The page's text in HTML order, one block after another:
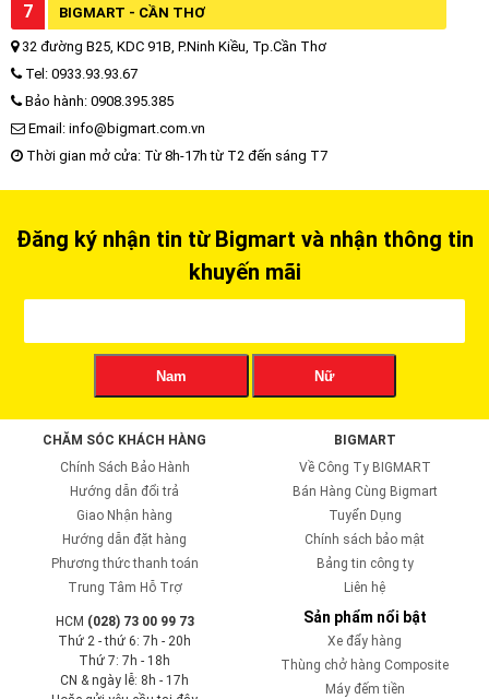
7 BIGMART - CẦN THƠ
32 đường B25, KDC 91B, P.Ninh Kiều, Tp.Cần Thơ
Tel: 0933.93.93.67
Bảo hành: 0908.395.385
Email: info@bigmart.com.vn
Thời gian mở cửa: Từ 8h-17h từ T2 đến sáng T7
Đăng ký nhận tin từ Bigmart và nhận thông tin
khuyến mãi
Nam Nữ
CHĂM SÓC KHÁCH HÀNG
Chính Sách Bảo Hành
Hướng dẫn đổi trả
Giao Nhận hàng
Hướng dẫn đặt hàng
Phương thức thanh toán
Trung Tâm Hỗ Trợ
BIGMART
Về Công Ty BIGMART
Bán Hàng Cùng Bigmart
Tuyển Dụng
Chính sách bảo mật
Bảng tin công ty
Liên hệ
HCM (028) 73 00 99 73
Thứ 2 - thứ 6: 7h - 20h
Thứ 7: 7h - 18h
CN & ngày lễ: 8h - 17h
Sản phẩm nổi bật
Xe đẩy hàng
Thùng chở hàng Composite
Máy đếm tiền